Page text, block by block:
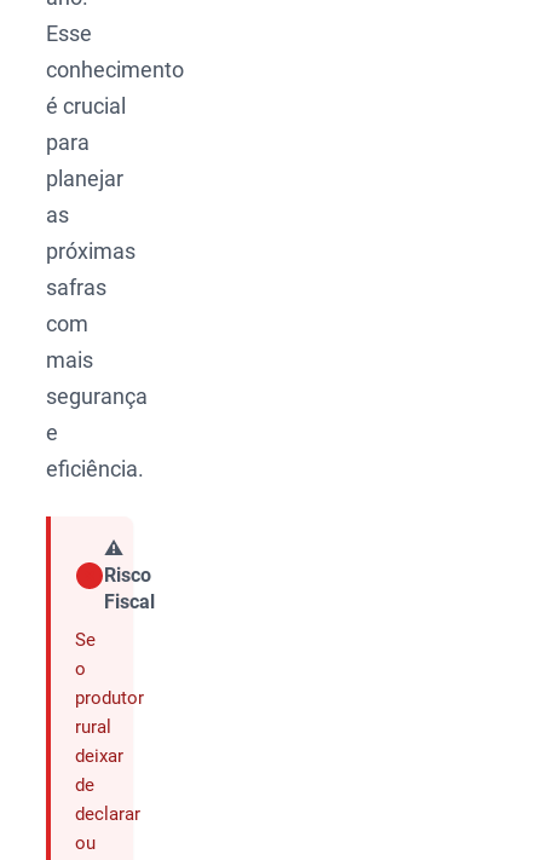
Esse
conhecimento
é crucial
para
planejar
as
próximas
safras
com
mais
segurança
e
eficiência.
⚠️
Risco
Fiscal
Se
o
produtor
rural
deixar
de
declarar
ou